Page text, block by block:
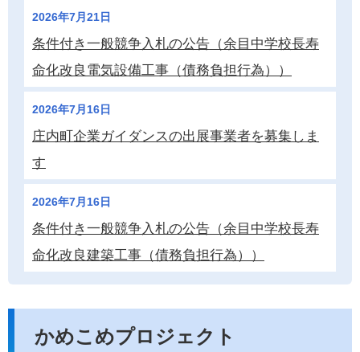
2026年7月21日
条件付き一般競争入札の公告（余目中学校長寿
命化改良電気設備工事（債務負担行為））
2026年7月16日
庄内町企業ガイダンスの出展事業者を募集しま
す
2026年7月16日
条件付き一般競争入札の公告（余目中学校長寿
命化改良建築工事（債務負担行為））
かめこめプロジェクト